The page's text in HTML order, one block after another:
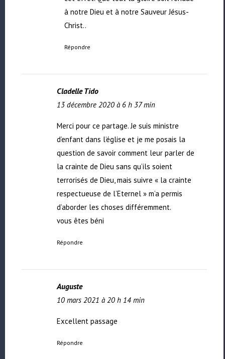
à notre Dieu et à notre Sauveur Jésus-
Christ..
Répondre
Cladelle Tido
13 décembre 2020 à 6 h 37 min
Merci pour ce partage. Je suis ministre
d’enfant dans l’église et je me posais la
question de savoir comment leur parler de
la crainte de Dieu sans qu’ils soient
terrorisés de Dieu, mais suivre « la crainte
respectueuse de l’Eternel » m’a permis
d’aborder les choses différemment.
vous êtes béni
Répondre
Auguste
10 mars 2021 à 20 h 14 min
Excellent passage
Répondre